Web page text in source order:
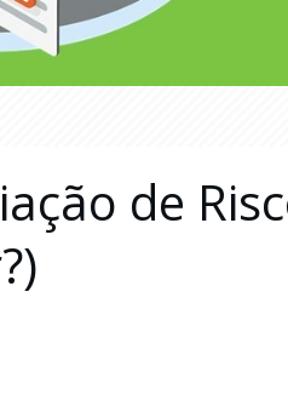
de